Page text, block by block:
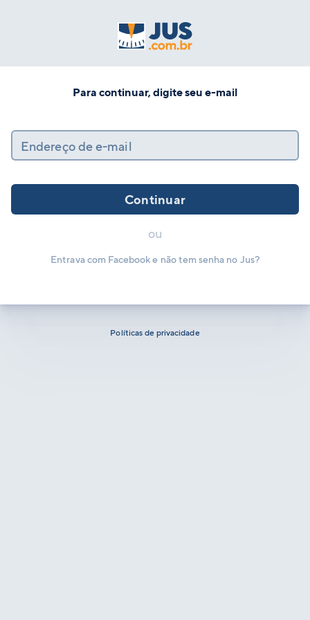
Para continuar, digite seu e-mail
Endereço de e-mail
Continuar
ou
Entrava com Facebook e não tem senha no Jus?
Políticas de privacidade